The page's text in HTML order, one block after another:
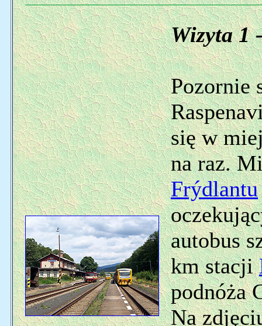
Wizyta 1
Pozornie
się w
na raz.
Frýdlantu
autobus
km stacji
podnóża
Na